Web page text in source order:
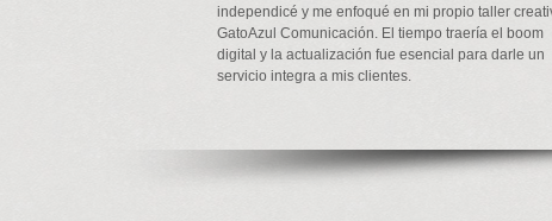
independicé y me enfoqué en mi propio taller
GatoAzul Comunicación. El tiempo traería el boom
digital y la actualización fue esencial para darle un
servicio integra a mis clientes.